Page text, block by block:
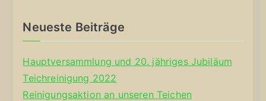
Neueste Beiträge
Hauptversammlung und 20. jähriges Jubiläum
Teichreinigung 2022
Reinigungsaktion an unseren Teichen